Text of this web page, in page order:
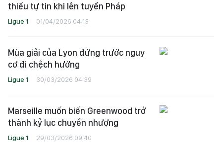
thiếu tự tin khi lên tuyển Pháp
Ligue 1 01/04/2026 04:13
Mùa giải của Lyon đứng trước nguy
cơ đi chệch hướng
Ligue 1 30/03/2026 04:39
Marseille muốn biến Greenwood trở
thành kỷ lục chuyển nhượng
Ligue 1 29/03/2026 09:40